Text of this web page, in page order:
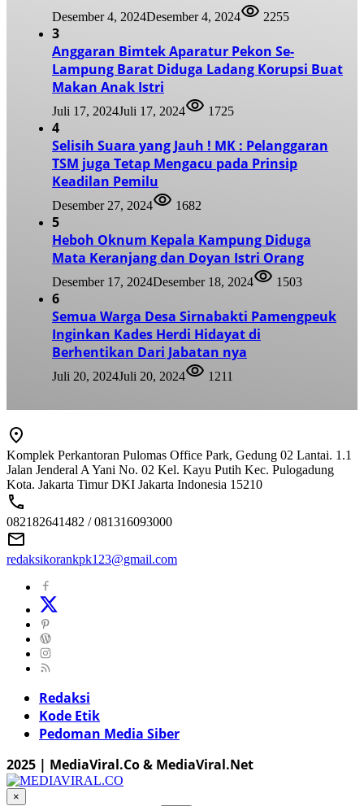
Desember 4, 2024Desember 4, 2024 2255
3
Anggaran Bimtek Aparatur Pekon Se-
Lampung Barat Diduga Ladang Korupsi Buat
Makan Anak Istri
Juli 17, 2024Juli 17, 2024 1725
4
Selisih Suara yang Jauh ! MK : Pelanggaran
TSM juga Tetap Mengacu pada Prinsip
Keadilan Pemilu
Desember 27, 2024 1682
5
Heboh Oknum Kepala Kampung Diduga
Mata Keranjang dan Doyan Istri Orang
Desember 17, 2024Desember 18, 2024 1503
6
Semua Warga Desa Sirnabakti Pamengpeuk
Inginkan Kades Herdi Hidayat di
Berhentikan Dari Jabatan nya
Juli 20, 2024Juli 20, 2024 1211
Komplek Perkantoran Pulomas Office Park, Gedung 02 Lantai. 1.1
Jalan Jenderal A Yani No. 02 Kel. Kayu Putih Kec. Pulogadung
Kota. Jakarta Timur DKI Jakarta Indonesia 15210
082182641482 / 081316093000
redaksikorankpk123@gmail.com
Redaksi
Kode Etik
Pedoman Media Siber
2025 | MediaViral.Co & MediaViral.Net
×